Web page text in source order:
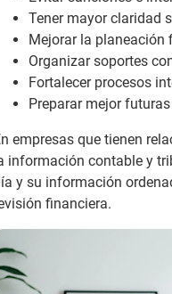
Tener mayor claridad
Mejorar la planeación
Organizar soportes
Fortalecer procesos
Preparar mejor
empresas que tienen
información contable y
y su información
financiera.